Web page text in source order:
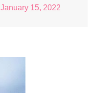
January 15, 2022